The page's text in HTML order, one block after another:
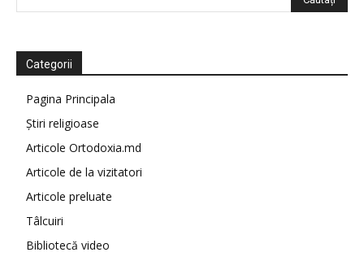
Categorii
Pagina Principala
Știri religioase
Articole Ortodoxia.md
Articole de la vizitatori
Articole preluate
Tâlcuiri
Bibliotecă video